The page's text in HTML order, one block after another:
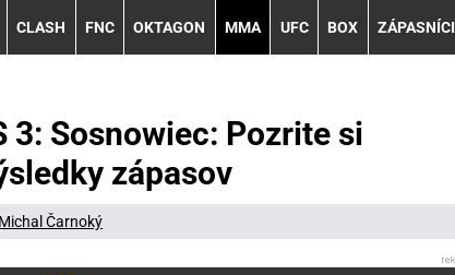
CLASH FNC OKTAGON MMA UFC BOX ZÁPASNÍCI
3: Sosnowiec: Pozrite si
zápasov
Michal Čarnoký